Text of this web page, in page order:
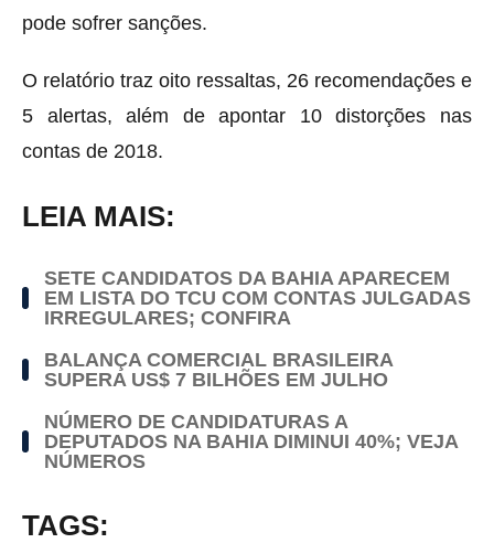
pode sofrer sanções.
O relatório traz oito ressaltas, 26 recomendações e
5 alertas, além de apontar 10 distorções nas
contas de 2018.
LEIA MAIS:
SETE CANDIDATOS DA BAHIA APARECEM
EM LISTA DO TCU COM CONTAS JULGADAS
IRREGULARES; CONFIRA
BALANÇA COMERCIAL BRASILEIRA
SUPERA US$ 7 BILHÕES EM JULHO
NÚMERO DE CANDIDATURAS A
DEPUTADOS NA BAHIA DIMINUI 40%; VEJA
NÚMEROS
TAGS: